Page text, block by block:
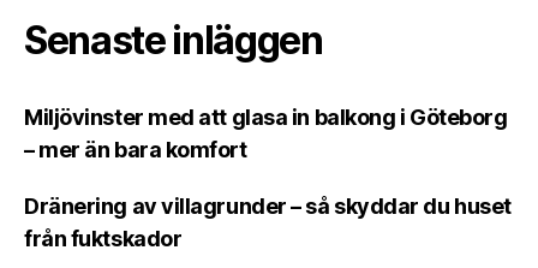
Senaste inläggen
Miljövinster med att glasa in balkong i Göteborg
– mer än bara komfort
Dränering av villagrunder – så skyddar du huset
från fuktskador